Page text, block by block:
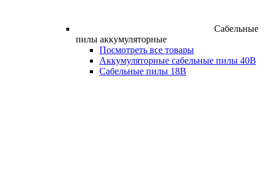
Сабельные
пилы аккумуляторные
Посмотреть все товары
Аккумуляторные сабельные пилы 40В
Сабельные пилы 18В